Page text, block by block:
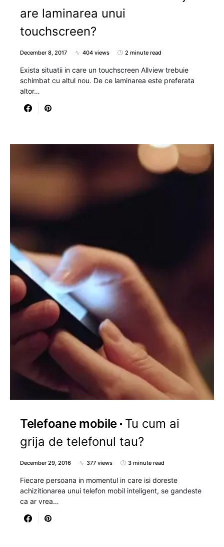
are laminarea unui
touchscreen?
December 8, 2017 404 views 2 minute read
Exista situatii in care un touchscreen Allview trebuie
schimbat cu altul nou. De ce laminarea este preferata
altor…
Telefoane mobile Tu cum ai
grija de telefonul tau?
December 29, 2016 377 views 3 minute read
Fiecare persoana in momentul in care isi doreste
achizitionarea unui telefon mobil inteligent, se gandeste
ca ar vrea…